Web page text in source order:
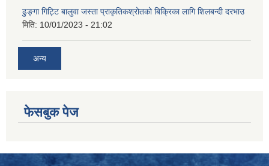
ढुङ्गा गिट्टि बालुवा जस्ता प्राकृतिकश्रोतको बिक्रिका लागि शिलबन्दी दरभाउ
मिति: 10/01/2023 - 21:02
अन्य
फेसबुक पेज